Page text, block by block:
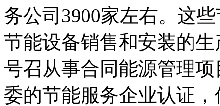
务公司3900家左右。这
节能设备销售和安装的
号召从事合同能源管理
委的节能服务企业认证